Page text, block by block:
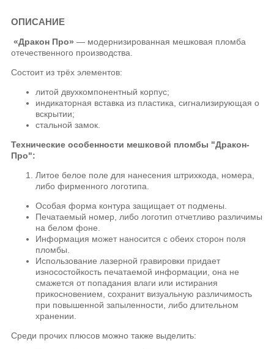
ОПИСАНИЕ
«Дракон Про» — модернизированная мешковая пломба
отечественного производства.
Состоит из трёх элементов:
литой двухкомпонентный корпус;
индикаторная вставка из пластика, сигнализирующая о
вскрытии;
стальной замок.
Технические особенности мешковой пломбы "Дракон-
Про":
Литое белое поле для нанесения штрихкода, номера,
либо фирменного логотипа.
Особая форма контура защищает от подмены.
Печатаемый номер, либо логотип отчетливо различимы
на белом фоне.
Информация может наносится с обеих сторон поля
пломбы.
Использование лазерной гравировки придает
износостойкость печатаемой информации, она не
смажется от попадания влаги или истирания
прикосновением, сохранит визуальную различимость
при повышенной запыленности, либо длительном
хранении.
Среди прочих плюсов можно также выделить: